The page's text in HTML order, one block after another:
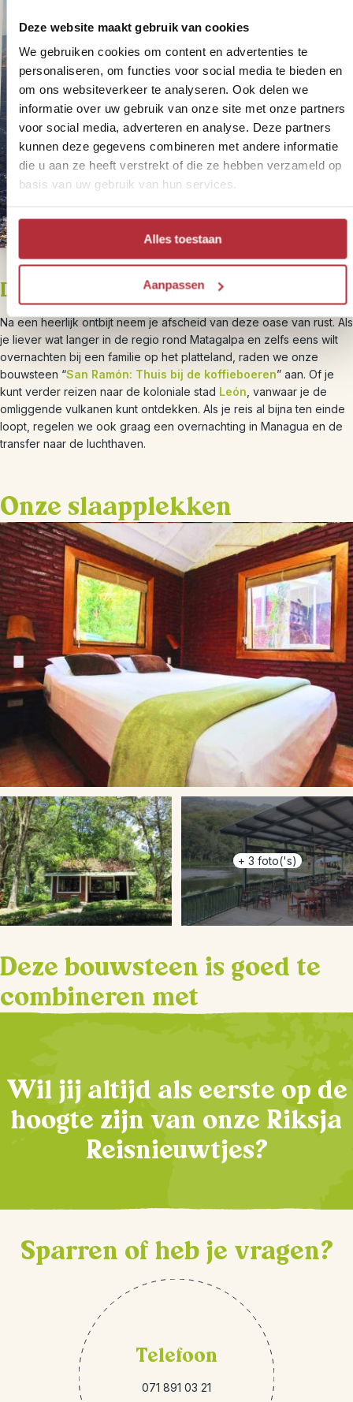
Deze website maakt gebruik van cookies
We gebruiken cookies om content en advertenties te
personaliseren, om functies voor social media te bieden en
om ons websiteverkeer te analyseren. Ook delen we
informatie over uw gebruik van onze site met onze partners
voor social media, adverteren en analyse. Deze partners
kunnen deze gegevens combineren met andere informatie
die u aan ze heeft verstrekt of die ze hebben verzameld op
basis van uw gebruik van hun services.
Alles toestaan
Aanpassen
Dag 3 – Vertrek vanuit Matagalpa
Na een heerlijk ontbijt neem je afscheid van deze oase van rust. Als
je liever wat langer in de regio rond Matagalpa en zelfs eens wilt
overnachten bij een familie op het platteland, raden we onze
bouwsteen “San Ramón: Thuis bij de koffieboeren” aan. Of je
kunt verder reizen naar de koloniale stad León , vanwaar je de
omliggende vulkanen kunt ontdekken. Als je reis al bijna ten einde
loopt, regelen we ook graag een overnachting in Managua en de
transfer naar de luchthaven.
Onze slaapplekken
+ 3 foto('s)
Deze bouwsteen is goed te
combineren met
Wil jij altijd als eerste op de
hoogte zijn van onze Riksja
Reisnieuwtjes?
Sparren of heb je vragen?
Telefoon
071 891 03 21